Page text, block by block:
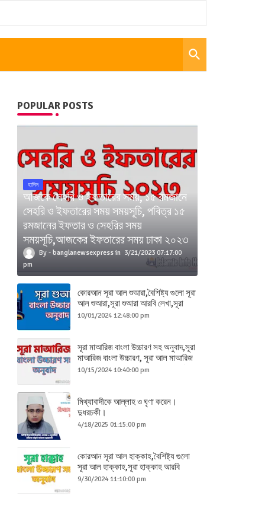
POPULAR POSTS
হাদিস
আজকে সেহরি ও ইফতারের সময়, ১৫ রমজানে
সেহরি ও ইফতারের সময় সময়সূচি, পবিত্র ১৫
রমজানের ইফতার ও সেহরির সময়
সময়সূচি,আজকের ইফতারের সময় ঢাকা ২০২৩
banglanewsexpress
3/21/2023 07:17:00
pm
কোরআন সূরা আল শুআরা,বৈশিষ্ট্য গুলো সূরা
আল শুআরা,সূরা শুআরা আরবি লেখা,সূরা
শুআরা ব্যাখ্যা,সুরা শুআরা প্রত্যেক রোগের
10/01/2024 12:48:00 pm
সূরা মাআরিজ বাংলা উচ্চারণ সহ অনুবাদ,সূরা
মাআরিজ বাংলা উচ্চারণ, সূরা আল মাআরিজ
বাংলা তরজমা,সূরা মাআরিজ বাংলা তাফসীর,
10/15/2024 10:40:00 pm
মিথ্যাবাদীকে আল্লাহ ও ঘৃণা করেন।
দুধরচকী।
4/18/2025 01:15:00 pm
কোরআন সূরা আল হাক্কাহ,বৈশিষ্ট্য গুলো
সূরা আল হাক্কাহ,সূরা হাক্কাহ আরবি
লেখা,সূরা হাক্কাহ ব্যাখ্যা,সুরা হাক্কাহ
9/30/2024 11:10:00 pm